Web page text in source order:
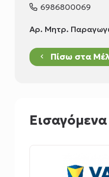
6986800069
Αρ. Μητρ.
keyboard_arrow_left Πίσω στα